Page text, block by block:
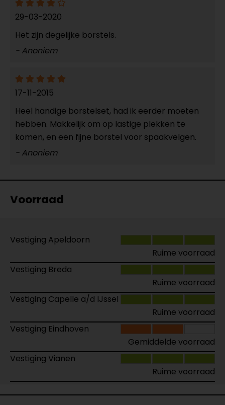
29-03-2020
Het zijn degelijke borstels.
- Anoniem
17-11-2015
Heel handige borstelset, had ik eerder moeten
hebben. Makkelijk om op lastige plekken te
komen, en een fijne borstel voor spaakvelgen.
- Anoniem
Voorraad
Vestiging Apeldoorn
Ruime voorraad
Vestiging Breda
Ruime voorraad
Vestiging Capelle a/d IJssel
Ruime voorraad
Vestiging Eindhoven
Gemiddelde voorraad
Vestiging Vianen
Ruime voorraad